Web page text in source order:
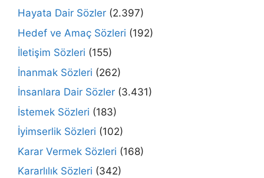
Hayata Dair Sözler (2.397)
Hedef ve Amaç Sözleri (192)
İletişim Sözleri (155)
İnanmak Sözleri (262)
İnsanlara Dair Sözler (3.431)
İstemek Sözleri (183)
İyimserlik Sözleri (102)
Karar Vermek Sözleri (168)
Kararlılık Sözleri (342)